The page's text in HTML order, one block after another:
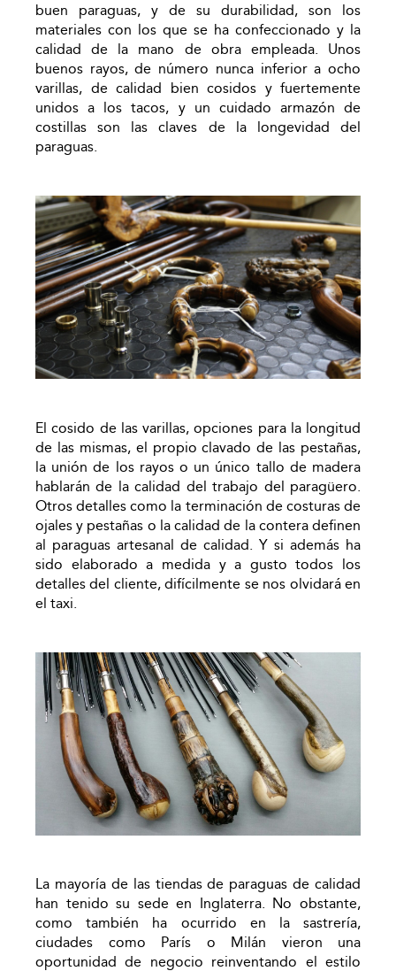
buen paraguas, y de su durabilidad, son los
materiales con los que se ha confeccionado y la
calidad de la mano de obra empleada. Unos
buenos rayos, de número nunca inferior a ocho
varillas, de calidad bien cosidos y fuertemente
unidos a los tacos, y un cuidado armazón de
costillas son las claves de la longevidad del
paraguas.
El cosido de las varillas, opciones para la longitud
de las mismas, el propio clavado de las pestañas,
la unión de los rayos o un único tallo de madera
hablarán de la calidad del trabajo del paragüero.
Otros detalles como la terminación de costuras de
ojales y pestañas o la calidad de la contera definen
al paraguas artesanal de calidad. Y si además ha
sido elaborado a medida y a gusto todos los
detalles del cliente, difícilmente se nos olvidará en
el taxi.
La mayoría de las tiendas de paraguas de calidad
han tenido su sede en Inglaterra. No obstante,
como también ha ocurrido en la sastrería,
ciudades como París o Milán vieron una
oportunidad de negocio reinventando el estilo